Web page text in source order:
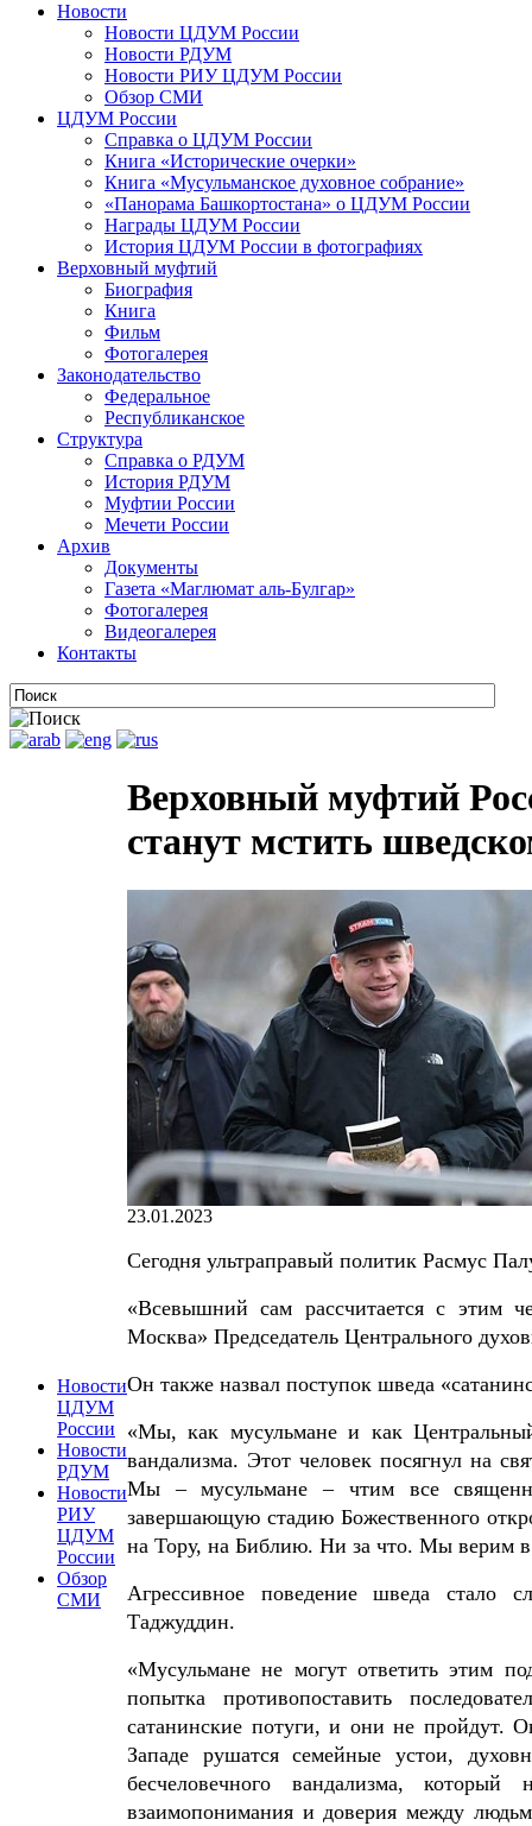
Новости
Новости ЦДУМ России
Новости РДУМ
Новости РИУ ЦДУМ России
Обзор СМИ
ЦДУМ России
Справка о ЦДУМ России
Книга «Исторические очерки»
Книга «Мусульманское духовное собрание»
«Панорама Башкортостана» о ЦДУМ России
Награды ЦДУМ России
История ЦДУМ России в фотографиях
Верховный муфтий
Биография
Книга
Фильм
Фотогалерея
Законодательство
Федеральное
Республиканское
Структура
Справка о РДУМ
История РДУМ
Муфтии России
Мечети России
Архив
Документы
Газета «Маглюмат аль-Булгар»
Фотогалерея
Видеогалерея
Контакты
Новости
ЦДУМ
России
Новости
РДУМ
Новости
РИУ
ЦДУМ
России
Обзор
СМИ
Верховный муфтий
станут мстить
23.01.2023
Сегодня ультраправый политик Расмус
«Всевышний сам рассчитается с этим
Москва» Председатель Центрального
Он также назвал поступок шведа
«Мы, как мусульмане и как
вандализма. Этот человек посягнул на
Мы – мусульмане – чтим все
завершающую стадию Божественного
на Тору, на Библию. Ни за что. Мы верим
Агрессивное поведение шведа стало
Таджуддин.
«Мусульмане не могут ответить этим
попытка противопоставить
сатанинские потуги, и они не пройдут.
Западе рушатся семейные устои,
бесчеловечного вандализма,
взаимопонимания и доверия между